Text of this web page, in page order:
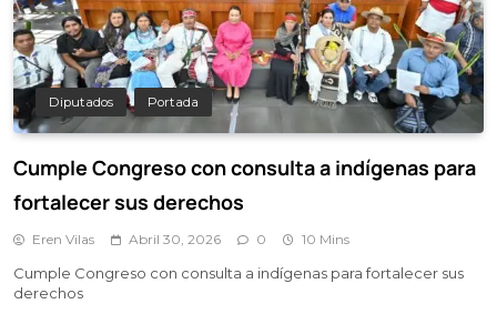
Diputados Portada
Cumple Congreso con consulta a indígenas para
fortalecer sus derechos
Eren Vilas Abril 30, 2026 0 10 Mins
Cumple Congreso con consulta a indígenas para fortalecer sus
derechos